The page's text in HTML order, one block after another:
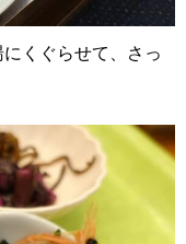
くぐらせて、さっ